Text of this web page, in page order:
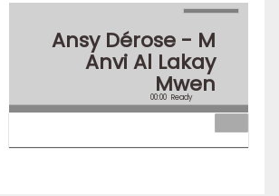
Ansy Dérose - M
Anvi Al Lakay
Mwen
00:00 Ready